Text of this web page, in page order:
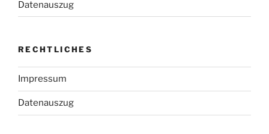
Datenauszug
RECHTLICHES
Impressum
Datenauszug